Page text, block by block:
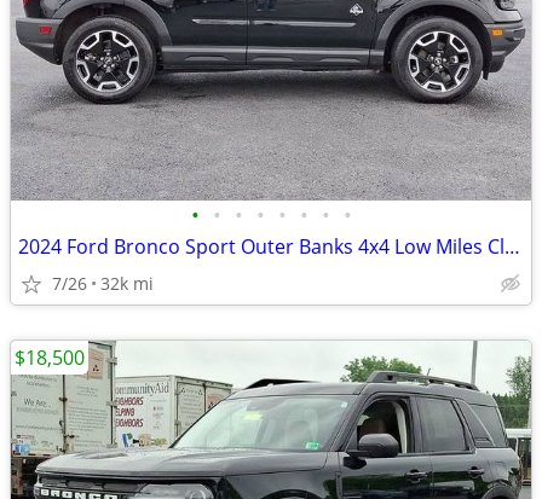
• • • • • • • •
2024 Ford Bronco Sport Outer Banks 4x4 Low Miles Clean SUV
7/26 32k mi
$18,500